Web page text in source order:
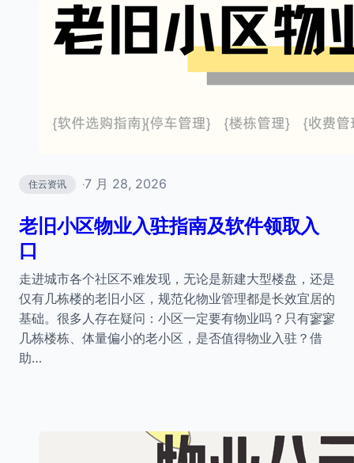
住云资讯 ·7 月 28, 2026
老旧小区物业入驻指南及软件领取入
口
走进城市各个社区不难发现，无论是新建大型楼盘，还是
仅有几栋楼的老旧小区，规范化物业管理都是长效宜居的
基础。很多人存在疑问：小区一定要有物业吗？只有寥寥
几栋楼栋、体量偏小的老小区，是否值得物业入驻？借
助…